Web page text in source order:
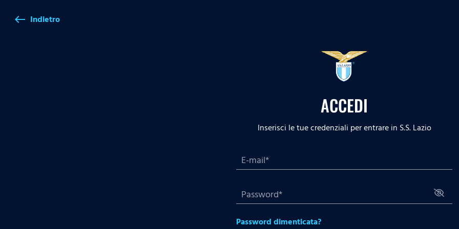
west Indietro
ACCEDI
Inserisci le tue credenziali per entrare in S.S. Lazio
Password dimenticata?